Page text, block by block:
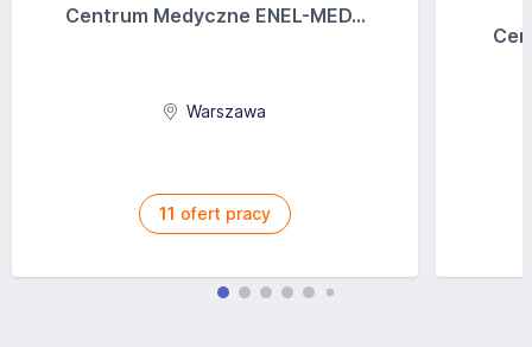
Centrum Medyczne ENEL-MED...
Warszawa
11 ofert pracy